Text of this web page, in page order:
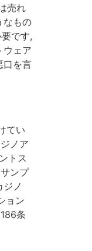
売れ
なもの
です,
ウェア
口を言
てい
ノア
トス
ンプ
ノ
ョン
条